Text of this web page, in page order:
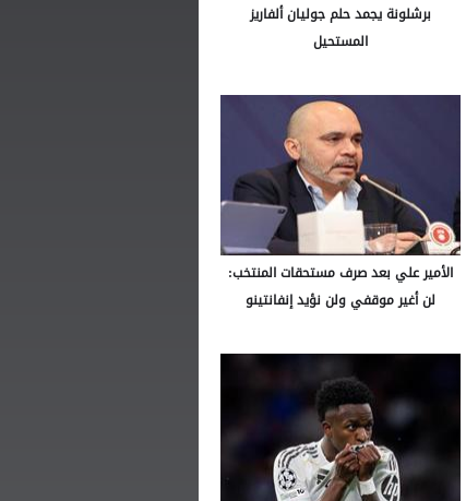
برشلونة يجمد حلم جوليان ألفاريز
المستحيل
الأمير علي بعد صرف مستحقات المنتخب:
لن أغير موقفي ولن نؤيد إنفانتينو